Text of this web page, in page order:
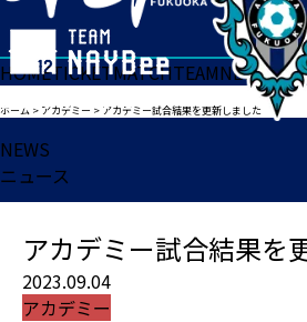
HOMETICKETMATCHTEAMNEWS
ホーム > アカデミー > アカデミー試合結果を更新しました
NEWS
ニュース
アカデミー試合結果を
2023.09.04
アカデミー